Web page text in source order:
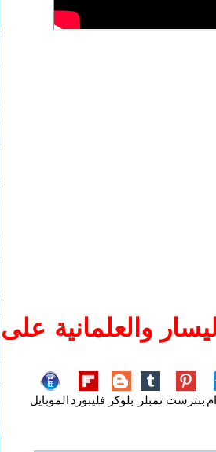
والعلمانية على
بنترست تمبلر بلوكر فليبورد الموبايل